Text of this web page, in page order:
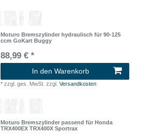
Moturo Bremszylinder hydraulisch für 90-125
ccm GoKart Buggy
88,99 € *
In den Warenkorb
*zzgl. ges. MwSt. zzgl.Versandkosten
Moturo Bremszylinder passend für Honda
TRX400EX TRX400X Sportrax